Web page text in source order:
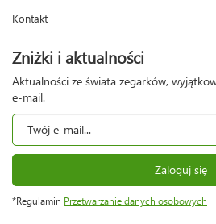
Kontakt
Zniżki i aktualności
Aktualności ze świata zegarków,
e-mail.
Zaloguj się
*Regulamin Przetwarzanie danych osobowych